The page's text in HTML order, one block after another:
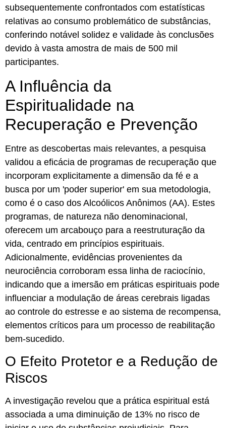
subsequentemente confrontados com estatísticas
relativas ao consumo problemático de substâncias,
conferindo notável solidez e validade às conclusões
devido à vasta amostra de mais de 500 mil
participantes.
A Influência da
Espiritualidade na
Recuperação e Prevenção
Entre as descobertas mais relevantes, a pesquisa
validou a eficácia de programas de recuperação que
incorporam explicitamente a dimensão da fé e a
busca por um 'poder superior' em sua metodologia,
como é o caso dos Alcoólicos Anônimos (AA). Estes
programas, de natureza não denominacional,
oferecem um arcabouço para a reestruturação da
vida, centrado em princípios espirituais.
Adicionalmente, evidências provenientes da
neurociência corroboram essa linha de raciocínio,
indicando que a imersão em práticas espirituais pode
influenciar a modulação de áreas cerebrais ligadas
ao controle do estresse e ao sistema de recompensa,
elementos críticos para um processo de reabilitação
bem-sucedido.
O Efeito Protetor e a Redução de
Riscos
A investigação revelou que a prática espiritual está
associada a uma diminuição de 13% no risco de